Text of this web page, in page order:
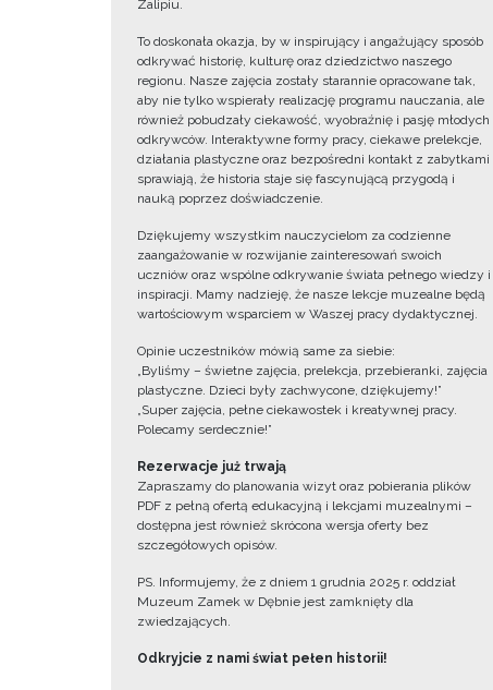
Zalipiu.
To doskonała okazja, by w inspirujący i angażujący sposób
odkrywać historię, kulturę oraz dziedzictwo naszego
regionu. Nasze zajęcia zostały starannie opracowane tak,
aby nie tylko wspierały realizację programu nauczania, ale
również pobudzały ciekawość, wyobraźnię i pasję młodych
odkrywców. Interaktywne formy pracy, ciekawe prelekcje,
działania plastyczne oraz bezpośredni kontakt z zabytkami
sprawiają, że historia staje się fascynującą przygodą i
nauką poprzez doświadczenie.
Dziękujemy wszystkim nauczycielom za codzienne
zaangażowanie w rozwijanie zainteresowań swoich
uczniów oraz wspólne odkrywanie świata pełnego wiedzy i
inspiracji. Mamy nadzieję, że nasze lekcje muzealne będą
wartościowym wsparciem w Waszej pracy dydaktycznej.
Opinie uczestników mówią same za siebie:
„Byliśmy – świetne zajęcia, prelekcja, przebieranki, zajęcia
plastyczne. Dzieci były zachwycone, dziękujemy!”
„Super zajęcia, pełne ciekawostek i kreatywnej pracy.
Polecamy serdecznie!”
Rezerwacje już trwają
Zapraszamy do planowania wizyt oraz pobierania plików
PDF z pełną ofertą edukacyjną i lekcjami muzealnymi –
dostępna jest również skrócona wersja oferty bez
szczegółowych opisów.
PS. Informujemy, że z dniem 1 grudnia 2025 r. oddział
Muzeum Zamek w Dębnie jest zamknięty dla
zwiedzających.
Odkryjcie z nami świat pełen historii!